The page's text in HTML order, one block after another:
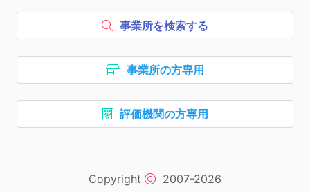
ボタン2、
事業所を検索する
ボタン3、
事業所の方専用
ボタン4、
評価機関の方専用
Copyright 2007-2026